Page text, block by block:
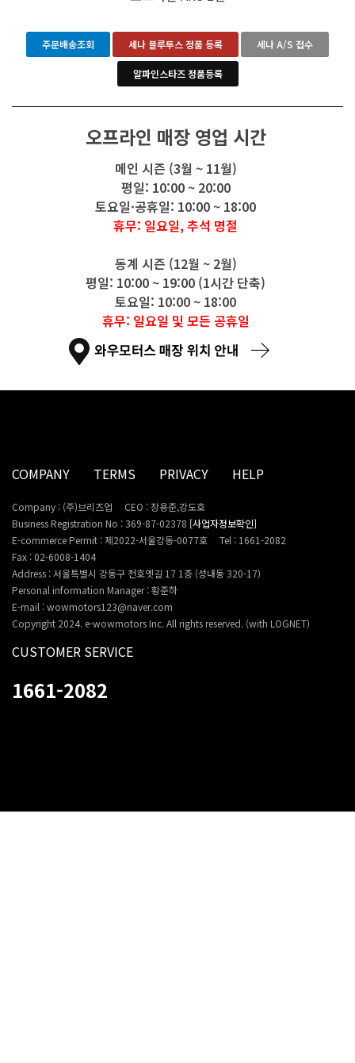
주문배송조회 세나 블루투스 정품 등록 세나 A/S 접수
알파인스타즈 정품등록
오프라인 매장 영업 시간
메인 시즌 (3월 ~ 11월)
평일: 10:00 ~ 20:00
토요일·공휴일: 10:00 ~ 18:00
휴무: 일요일, 추석 명절
동계 시즌 (12월 ~ 2월)
평일: 10:00 ~ 19:00 (1시간 단축)
토요일: 10:00 ~ 18:00
휴무: 일요일 및 모든 공휴일
COMPANY TERMS PRIVACY HELP
Company : (주)브리즈업
CEO : 장용준,강도호
Business Registration No : 369-87-02378 [사업자정보확인]
E-commerce Permit : 제2022-서울강동-0077호
Tel : 1661-2082
Fax : 02-6008-1404
Address : 서울특별시 강동구 천호옛길 17 1층 (성내동 320-17)
Personal information Manager : 황준하
E-mail : wowmotors123@naver.com
Copyright 2024. e-wowmotors Inc. All rights reserved. (with LOGNET)
CUSTOMER SERVICE
1661-2082